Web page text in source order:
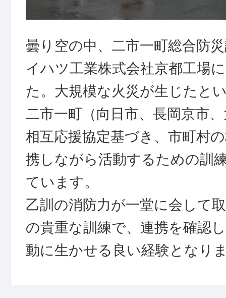
曇り空の中、二市一町総合防
イハツ工業株式会社京都工場
た。大規模な火災が生じたと
二市一町（向日市、長岡京市
相互応援協定基づき、市町村
携しながら活動するための訓
ています。
乙訓の消防力が一堂に会して
の貴重な訓練で、連携を確認
動に生かせる良い経験となり